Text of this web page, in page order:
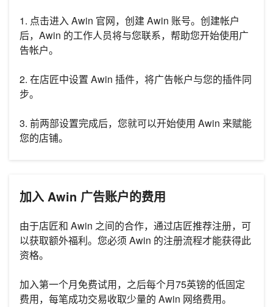
1. 点击进入 Awin 官网，创建 Awin 账号。创建帐户
后，Awin 的工作人员将与您联系，帮助您开始使用广
告帐户。
2. 在店匠中设置 Awin 插件，将广告帐户与您的插件同
步。
3. 前两部设置完成后，您就可以开始使用 Awin 来赋能
您的店铺。
加入 Awin 广告账户的费用
由于店匠和 Awin 之间的合作，通过店匠推荐注册，可
以获取额外福利。您必须 Awin 的注册流程才能获得此
资格。
加入第一个月免费试用，之后每个月75英镑的低固定
费用，每笔成功交易收取少量的 Awin 网络费用。